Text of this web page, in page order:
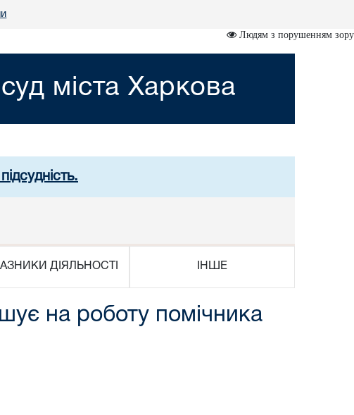
Людям з порушенням зору
міста Харкова
ДІЯЛЬНОСТІ ІНШЕ
на роботу помічника